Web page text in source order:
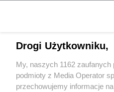
Wydawca mediów
Drogi Użytkowniku,
My, naszych 1162 zaufanych
podmioty z Media Operator
przechowujemy informacje